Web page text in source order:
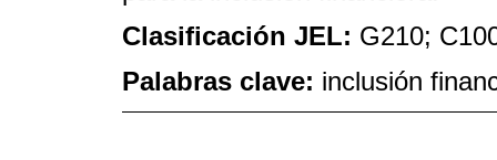
Clasificación JEL: G210;
Palabras clave: inclusión